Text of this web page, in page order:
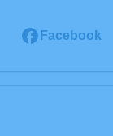
Facebook